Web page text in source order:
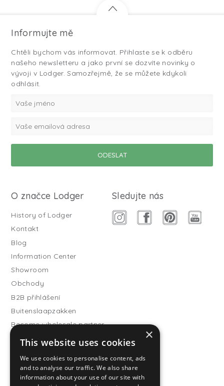
Informujte mě
Chtěli bychom vás informovat. Přihlaste se k odběru
našeho newsletteru a jako první se dozvíte novinky o
vývoji v Lodger. Samozřejmě, že se můžete kdykoli
odhlásit.
O značce Lodger
History of Lodger
Kontakt
Blog
Information Center
Showroom
Obchody
B2B přihlášení
Buitenslaapzakken
Become wholesale partner
Customer service
FAQ
Shipping
Sledujte nás
×
This website uses cookies
We use cookies to personalise content, ads
and to analyse our traffic. We also share
information about your use of our site with